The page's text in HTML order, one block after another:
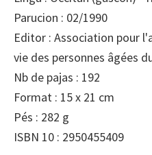
Parucion : 02/1990
Editor : Association pour
vie des personnes âgées
Nb de pajas : 192
Format : 15 x 21 cm
Pés : 282 g
ISBN 10 : 2950455409